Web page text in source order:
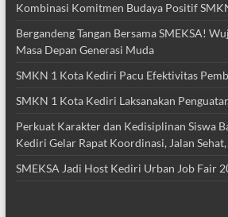
Kombinasi Komitmen Budaya Positif
Bergandeng Tangan Bersama SMEKSA!
Masa Depan Generasi Muda
SMKN 1 Kota Kediri Pacu Efektivitas
SMKN 1 Kota Kediri Laksanakan
Perkuat Karakter dan Kedisiplinan Siswa
Kediri Gelar Rapat Koordinasi, Jalan
SMEKSA Jadi Host Kediri Urban Job Fair